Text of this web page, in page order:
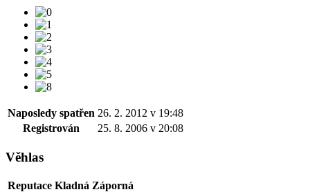
Naposledy spatřen 26. 2. 2012 v 19:48
Registrován
25. 8. 2006 v 20:08
Věhlas
Reputace Kladná Záporná